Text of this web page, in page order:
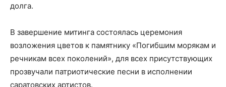
долга.
В завершение митинга состоялась церемония
возложения цветов к памятнику «Погибшим морякам и
речникам всех поколений», для всех присутствующих
прозвучали патриотические песни в исполнении
саратовских артистов.